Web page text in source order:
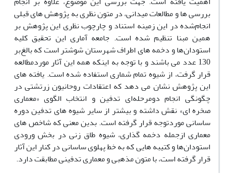
بررسی­ ها و مطالعات میدانی، در متون نظری به پژوهش­ های قبلی
انجام‌شده در این زمینه استناد و چارچوب نظری این پژوهش بر
همین مبنا تنظیم شده است. جامعه آماری این تحقیق کلیه
استودان‌ها و دخمه­ های اطراف شهرستان شوشتر است که بالغ‌بر
130 عدد می­ باشند و با توجه به اینکه همه این آثار موردمطالعه
قرار گرفت، از شیوه تمام شماری استفاده شده است. یافته­ های
این پژوهش نشان می ­دهد که اعتقادات روحانیون زرتشتی در
چگونگی انجام دومرحله‌ای تدفین و انتخاب الگوی «معماری
صخره­ ای» نقش داشته و بیشتر از سایر شیوه­ های تدفین دوره
ساسانی موردتوجه قرار گرفته است. بدین معنی که شاخص­ های
معماری ازجمله دخمه­ گذاری، شیوه طاق­ زنی در بخش ورودی
استودان‌ها و کتیبه­ هایی که به خط پهلوی ساسانی در کنار این آثار
قرار گرفته است، با متون مذهبی و معماری تدفینی مطابقت دارد.